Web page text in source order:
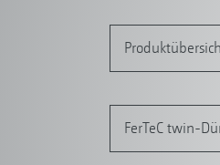
FerTeC twin-